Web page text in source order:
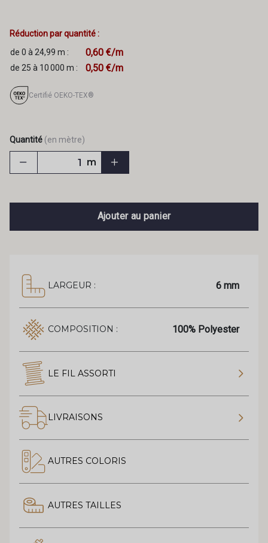
Réduction par quantité :
de 0 à 24,99 m :
0,60 €/m
de 25 à 10 000 m : 0,50 €/m
Certifié OEKO-TEX®
Quantité (en mètre)
m
Ajouter au panier
LARGEUR : 6 mm
COMPOSITION : 100% Polyester
LE FIL ASSORTI
LIVRAISONS
AUTRES COLORIS
AUTRES TAILLES